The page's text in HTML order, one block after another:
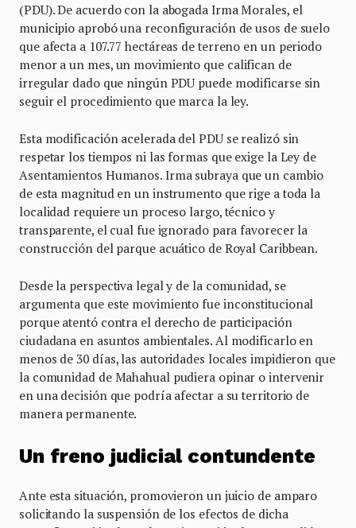
(PDU). De acuerdo con la abogada Irma Morales, el
municipio aprobó una reconfiguración de usos de suelo
que afecta a 107.77 hectáreas de terreno en un periodo
menor a un mes, un movimiento que califican de
irregular dado que ningún PDU puede modificarse sin
seguir el procedimiento que marca la ley.
Esta modificación acelerada del PDU se realizó sin
respetar los tiempos ni las formas que exige la Ley de
Asentamientos Humanos. Irma subraya que un cambio
de esta magnitud en un instrumento que rige a toda la
localidad requiere un proceso largo, técnico y
transparente, el cual fue ignorado para favorecer la
construcción del parque acuático de Royal Caribbean.
Desde la perspectiva legal y de la comunidad, se
argumenta que este movimiento fue inconstitucional
porque atentó contra el derecho de participación
ciudadana en asuntos ambientales. Al modificarlo en
menos de 30 días, las autoridades locales impidieron que
la comunidad de Mahahual pudiera opinar o intervenir
en una decisión que podría afectar a su territorio de
manera permanente.
Un freno judicial contundente
Ante esta situación, promovieron un juicio de amparo
solicitando la suspensión de los efectos de dicha